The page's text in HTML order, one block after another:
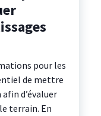
pour les
de mettre
d’évaluer
terrain. En